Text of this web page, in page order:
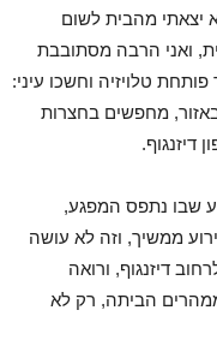
יצאתי מהבית לשום
ואני הרבה מסתובבת
טלויזיה וחשכו עיני:
מחפשים בחצרות
דיזנגוף.
שבו נתפס המפגע,
ממשיך, וזה לא עושה
דיזנגוף, ורואה
הביתה, רק לא